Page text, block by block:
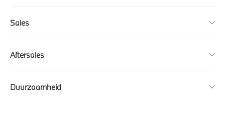
Sales
Aftersales
Duurzaamheid